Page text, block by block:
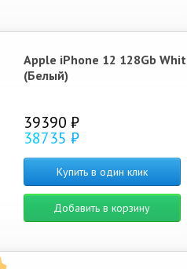
Apple iPhone 12 128Gb
(Белый)
39390 ₽
38735 ₽
Купить в один клик
Добавить в корзину